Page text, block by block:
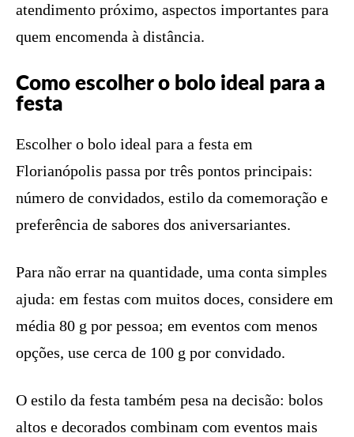
atendimento próximo, aspectos importantes para
quem encomenda à distância.
Como escolher o bolo ideal para a
festa
Escolher o bolo ideal para a festa em
Florianópolis passa por três pontos principais:
número de convidados, estilo da comemoração e
preferência de sabores dos aniversariantes.
Para não errar na quantidade, uma conta simples
ajuda: em festas com muitos doces, considere em
média 80 g por pessoa; em eventos com menos
opções, use cerca de 100 g por convidado.
O estilo da festa também pesa na decisão: bolos
altos e decorados combinam com eventos mais